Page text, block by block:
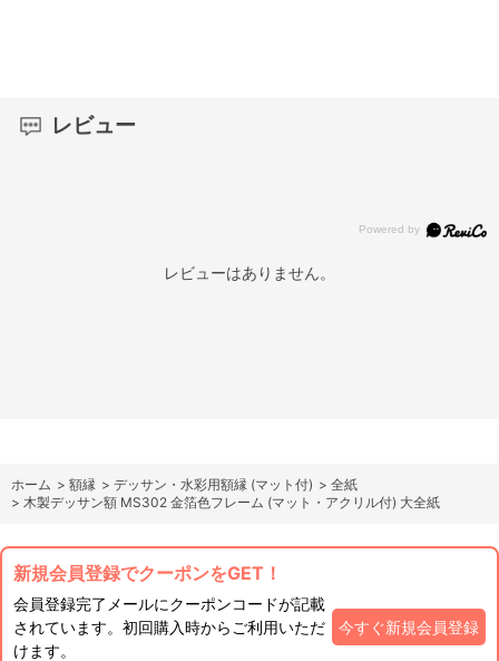
レビュー
レビューはありません。
ホーム > 額縁 > デッサン・水彩用額縁 (マット付) > 全紙
> 木製デッサン額 MS302 金箔色フレーム (マット・アクリル付) 大全紙
新規会員登録でクーポンをGET！
会員登録完了メールにクーポンコードが記載
されています。初回購入時からご利用いただ
けます。
今すぐ新規会員登録